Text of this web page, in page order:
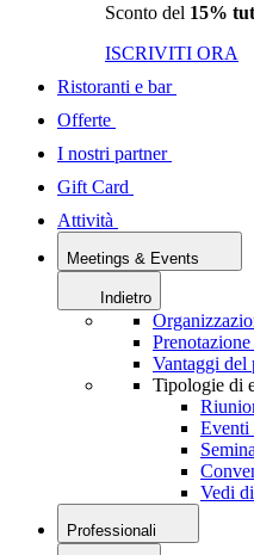
Sconto del 15%
ISCRIVITI ORA
Ristoranti e bar
Offerte
I nostri partner
Gift Card
Attività
Meetings & Events
Indietro
Vantaggi del
Tipologie di
Eventi
Vedi
Professionali